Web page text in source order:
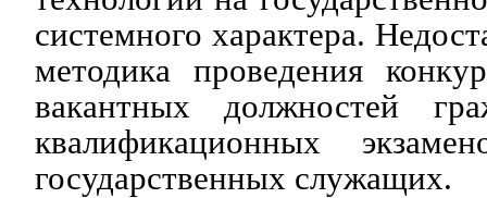
системного характера.
методика проведения
вакантных должностей
квалификационных
государственных служащих.